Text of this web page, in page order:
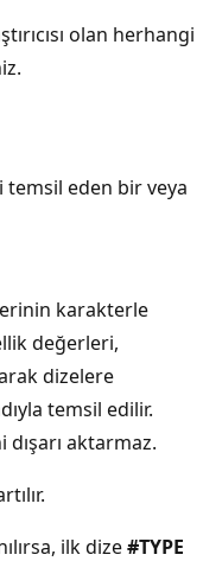
olan herhangi
eden bir veya
karakterle
değerleri,
dizelere
temsil edilir.
aktarmaz.
ilk dize#TYPE